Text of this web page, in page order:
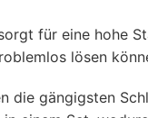
für eine hohe
lösen
die gängigsten